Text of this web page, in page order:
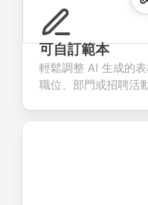
可自訂範本
輕鬆調整 AI 生成的
職位、部門或招聘活